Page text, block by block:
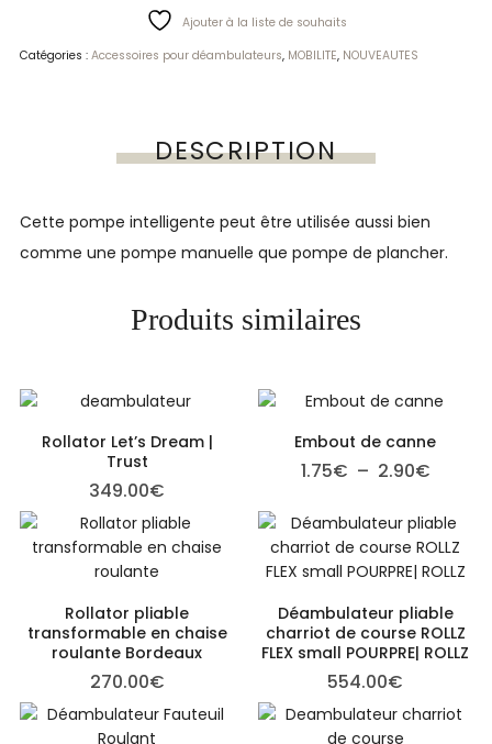
Ajouter à la liste de souhaits
Catégories : Accessoires pour déambulateurs, MOBILITE, NOUVEAUTES
DESCRIPTION
Cette pompe intelligente peut être utilisée aussi bien
comme une pompe manuelle que pompe de plancher.
Produits similaires
Rollator Let’s Dream |
Trust
349.00€
Embout de canne
1.75€ – 2.90€Plage
Rollator pliable
transformable en chaise
roulante Bordeaux
270.00€
Déambulateur pliable
charriot de course ROLLZ
FLEX small POURPRE| ROLLZ
554.00€